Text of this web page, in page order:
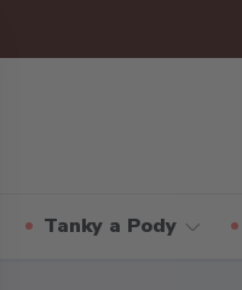
Tanky a Pody